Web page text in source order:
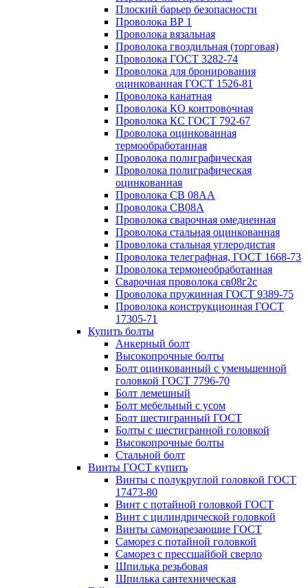
Плоский барьер безопасности
Проволока ВР 1
Проволока вязальная
Проволока гвоздильная (торговая)
Проволока ГОСТ 3282-74
Проволока для бронирования
оцинкованная ГОСТ 1526-81
Проволока канатная
Проволока КО контровочная
Проволока КС ГОСТ 792-67
Проволока оцинкованная
термообработанная
Проволока полиграфическая
Проволока полиграфическая
оцинкованная
Проволока СВ 08АА
Проволока СВ08А
Проволока сварочная омедненная
Проволока стальная оцинкованная
Проволока стальная углеродистая
Проволока телеграфная, ГОСТ 1668-73
Проволока термонеобработанная
Сварочная проволока св08г2с
Проволока пружинная ГОСТ 9389-75
Проволока конструкционная ГОСТ
17305-71
Купить болты
Анкерный болт
Высокопрочные болты
Болт оцинкованный с уменьшенной
головкой ГОСТ 7796-70
Болт лемешный
Болт мебельный с усом
Болт шестигранный ГОСТ
Болты с шестигранной головкой
Высокопрочные болты
Стальной болт
Винты ГОСТ купить
Винты с полукруглой головкой ГОСТ
17473-80
Винт с потайной головкой ГОСТ
Винт с цилиндрической головкой
Винты самонарезающие ГОСТ
Саморез с потайной головкой
Саморез с прессшайбой сверло
Шпилька резьбовая
Шпилька сантехническая